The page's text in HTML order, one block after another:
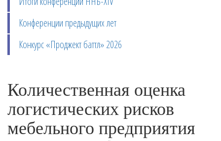
Конференции предыдущих лет
Конкурс «Проджект баттл» 2026
Количественная оценка
логистических рисков
мебельного предприятия